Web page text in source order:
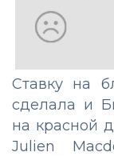
Ставку на
сделала и
на красной
Julien